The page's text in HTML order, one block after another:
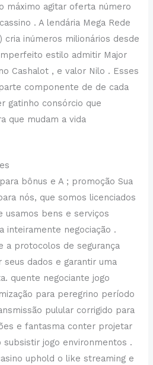
máximo agitar oferta número
. A lendária Mega Rede
cria inúmeros milionários desde
estilo admitir Major
Cashalot , e valor Nilo . Esses
componente de de cada
gatinho consórcio que
que mudam a vida
bônus e A ; promoção Sua
nós, que somos licenciados
usamos bens e serviços
inteiramente negociação .
a protocolos de segurança
dados e garantir uma
quente negociante jogo
para peregrino período
pulular corrigido para
e fantasma conter projetar
jogo environmentos .
uphold o like streaming e